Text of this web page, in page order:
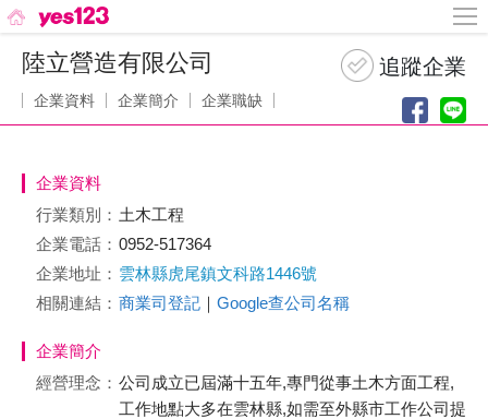
陸立營造有限公司
企業資料 企業簡介 企業職缺
企業資料
行業類別： 土木工程
企業電話： 0952-517364
企業地址： 雲林縣虎尾鎮文科路1446號
相關連結： 商業司登記 ｜ Google查公司名稱
企業簡介
經營理念： 公司成立已屆滿十五年,專門從事土木方面工程,
工作地點大多在雲林縣,如需至外縣市工作公司提